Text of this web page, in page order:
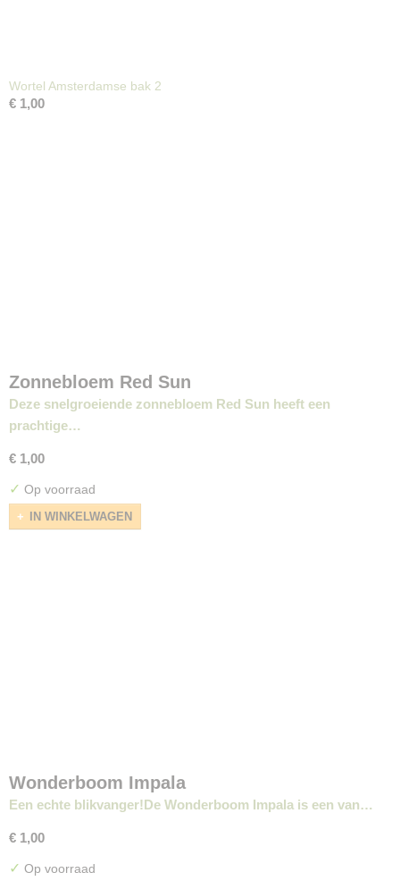
Wortel Amsterdamse bak 2
€ 1,00
Zonnebloem Red Sun
Deze snelgroeiende zonnebloem Red Sun heeft een
prachtige…
€ 1,00
✓ Op voorraad
IN WINKELWAGEN
Wonderboom Impala
Een echte blikvanger!De Wonderboom Impala is een van…
€ 1,00
✓ Op voorraad